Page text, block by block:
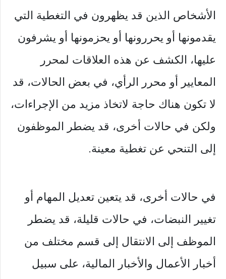
الأشخاص الذين قد يظهرون في التغطية التي
يقدمونها أو يحررونها أو يحزمونها أو يشرفون
عليها، الكشف عن هذه العلاقات لمحرر
المعايير أو محرر الرأي، في بعض الحالات، قد
لا تكون هناك حاجة لاتخاذ مزيد من الإجراءات،
ولكن في حالات أخرى، قد يضطر الموظفون
إلى التنحي عن تغطية معينة.
في حالات أخرى، قد يتعين تعديل المهام أو
تغيير النبضات، في حالات قليلة، قد يضطر
الموظف إلى الانتقال إلى قسم مختلف من
أخبار الأعمال والأخبار المالية، على سبيل